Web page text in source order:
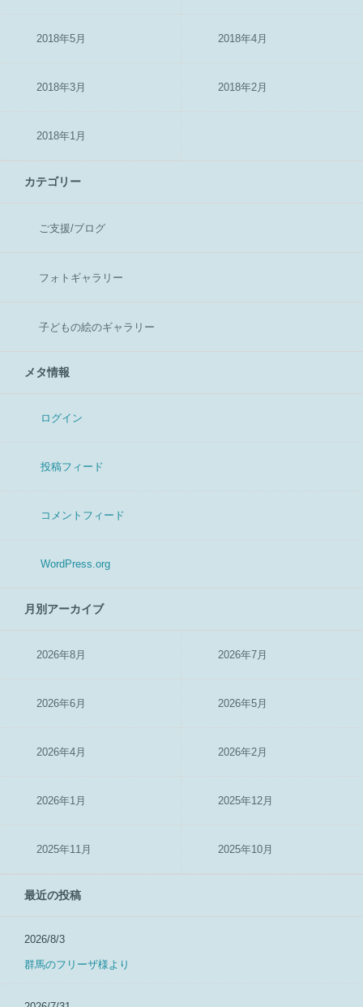
2018年5月 2018年4月
2018年3月 2018年2月
2018年1月
カテゴリー
ご支援/ブログ
フォトギャラリー
子どもの絵のギャラリー
メタ情報
ログイン
投稿フィード
コメントフィード
WordPress.org
月別アーカイブ
2026年8月 2026年7月
2026年6月 2026年5月
2026年4月 2026年2月
2026年1月 2025年12月
2025年11月 2025年10月
最近の投稿
2026/8/3
群馬のフリーザ様より